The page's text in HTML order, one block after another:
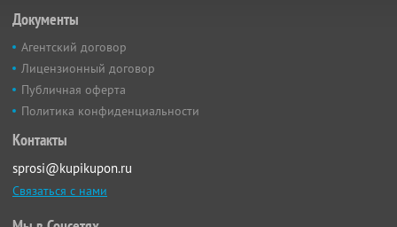
Документы
Агентский договор
Лицензионный договор
Публичная оферта
Политика конфиденциальности
Контакты
sprosi@kupikupon.ru
Связаться с нами